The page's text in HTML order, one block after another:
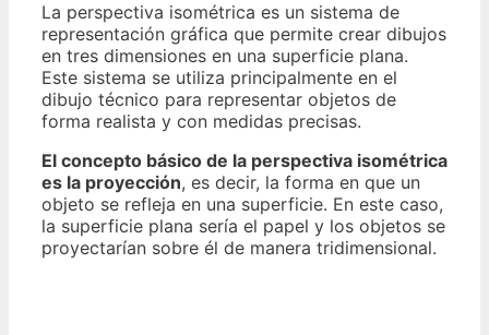
La perspectiva isométrica es un sistema de
representación gráfica que permite crear dibujos
en tres dimensiones en una superficie plana.
Este sistema se utiliza principalmente en el
dibujo técnico para representar objetos de
forma realista y con medidas precisas.
El concepto básico de la perspectiva isométrica
es la proyección, es decir, la forma en que un
objeto se refleja en una superficie. En este caso,
la superficie plana sería el papel y los objetos se
proyectarían sobre él de manera tridimensional.